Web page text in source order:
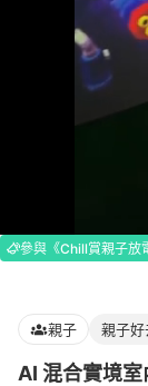
參與《Chill賞親子放
親子 親子好
AI 混合實境